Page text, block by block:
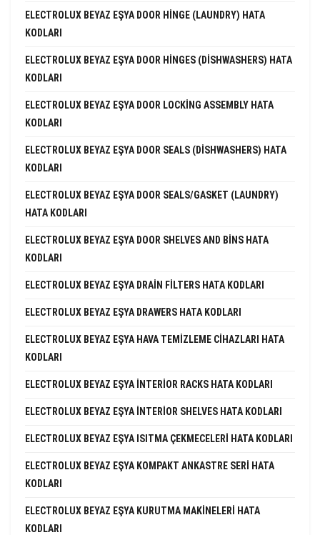
ELECTROLUX BEYAZ EŞYA DOOR HINGE (LAUNDRY) HATA
KODLARI
ELECTROLUX BEYAZ EŞYA DOOR HINGES (DISHWASHERS) HATA
KODLARI
ELECTROLUX BEYAZ EŞYA DOOR LOCKING ASSEMBLY HATA
KODLARI
ELECTROLUX BEYAZ EŞYA DOOR SEALS (DISHWASHERS) HATA
KODLARI
ELECTROLUX BEYAZ EŞYA DOOR SEALS/GASKET (LAUNDRY)
HATA KODLARI
ELECTROLUX BEYAZ EŞYA DOOR SHELVES AND BINS HATA
KODLARI
ELECTROLUX BEYAZ EŞYA DRAIN FILTERS HATA KODLARI
ELECTROLUX BEYAZ EŞYA DRAWERS HATA KODLARI
ELECTROLUX BEYAZ EŞYA HAVA TEMIZLEME CIHAZLARI HATA
KODLARI
ELECTROLUX BEYAZ EŞYA INTERIOR RACKS HATA KODLARI
ELECTROLUX BEYAZ EŞYA INTERIOR SHELVES HATA KODLARI
ELECTROLUX BEYAZ EŞYA ISITMA ÇEKMECELERI HATA KODLARI
ELECTROLUX BEYAZ EŞYA KOMPAKT ANKASTRE SERI HATA
KODLARI
ELECTROLUX BEYAZ EŞYA KURUTMA MAKINELERI HATA
KODLARI